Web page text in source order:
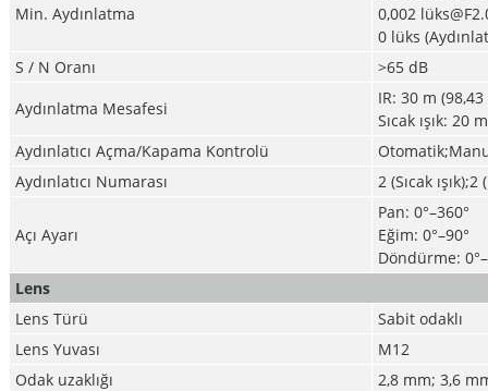
Min. Aydınlatma
0,002
0 lüks
S / N Oranı
>65 dB
Aydınlatma Mesafesi
IR: 30 m
Sıcak ışık: 20
Aydınlatıcı Açma/Kapama Kontrolü
Aydınlatıcı Numarası
2 (Sıcak ışık);2
Açı Ayarı
Pan: 0°–360°
Eğim: 0°–90°
Döndürme:
Lens
Lens Türü
Sabit odaklı
Lens Yuvası
M12
Odak uzaklığı
2,8 mm; 3,6